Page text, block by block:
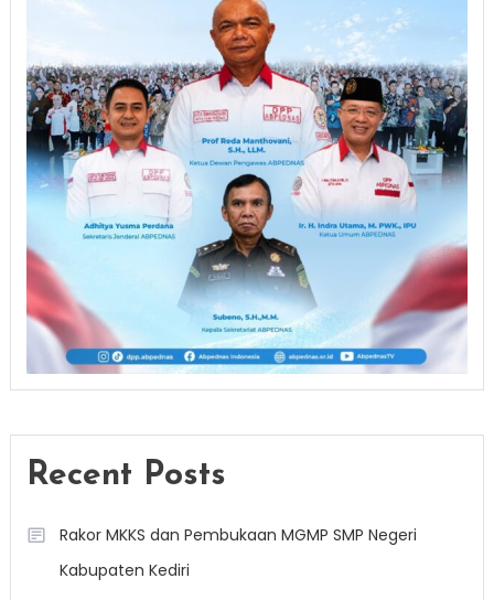
Recent Posts
Rakor MKKS dan Pembukaan MGMP SMP Negeri
Kabupaten Kediri